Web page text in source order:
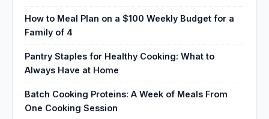
How to Meal Plan on a $100 Weekly Budget for a
Family of 4
Pantry Staples for Healthy Cooking: What to
Always Have at Home
Batch Cooking Proteins: A Week of Meals From
One Cooking Session